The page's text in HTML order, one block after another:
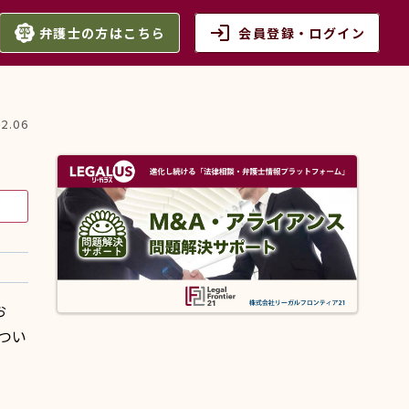
弁護士の方はこちら login 会員登録・ログイン
い